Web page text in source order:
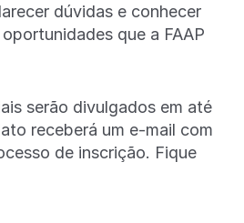
dúvidas e conhecer
que a FAAP
serão divulgados em até
receberá um e-mail com
de inscrição. Fique